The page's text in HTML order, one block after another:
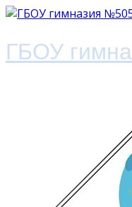
ГБОУ